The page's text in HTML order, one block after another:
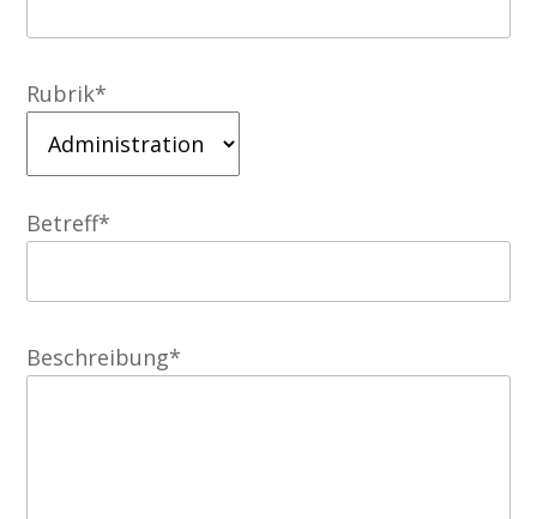
Rubrik*
Betreff*
Beschreibung*